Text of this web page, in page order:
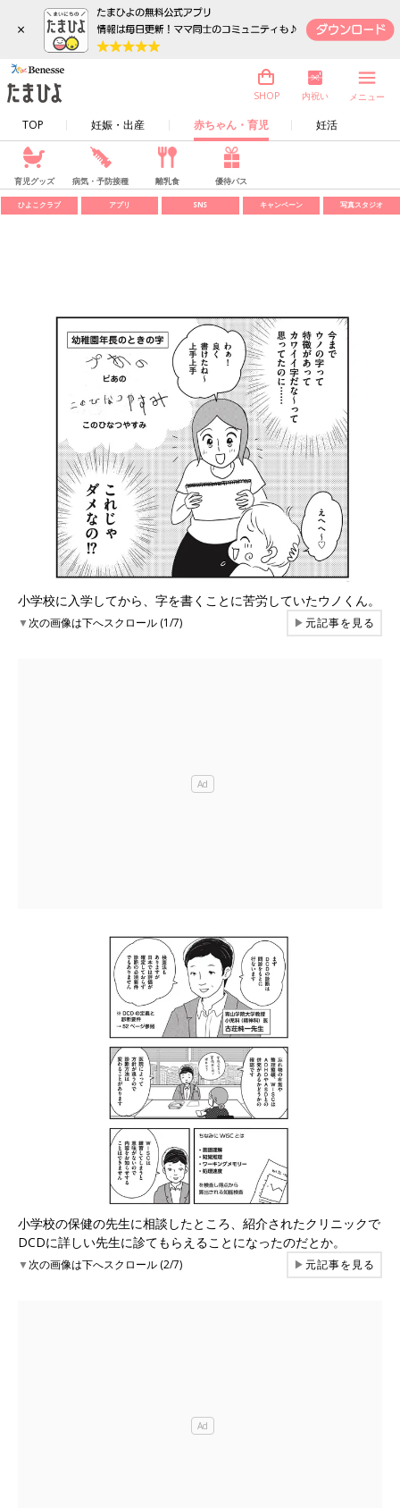
×
TOP 妊娠・出産 赤ちゃん・育児 妊活
SHOP 内祝い メニュー
育児グッズ 病気・予防接種 離乳食 優待パス
ひよこクラブ アプリ SNS キャンペーン 写真スタジオ
小学校に入学してから、字を書くことに苦労していたウノくん。
▼次の画像は下へスクロール (1/7) ▶元記事を見る
小学校の保健の先生に相談したところ、紹介されたクリニックで
DCDに詳しい先生に診てもらえることになったのだとか。
▼次の画像は下へスクロール (2/7) ▶元記事を見る